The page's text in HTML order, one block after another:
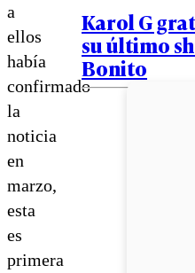
a
ellos
había
confirmado
la
noticia
en
marzo,
esta
es
primera
Karol G
su último
Bonito